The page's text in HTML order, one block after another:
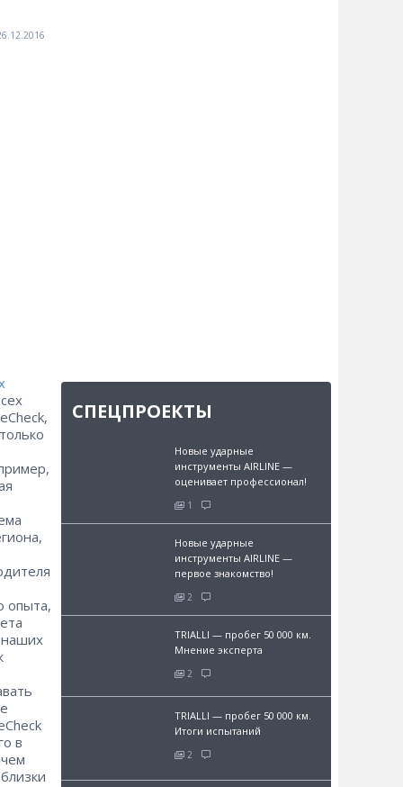
опыта,
наших
в
СПЕЦПРОЕКТЫ
Новые ударные
инструменты AIRLINE —
оценивает профессионал!
1
Новые ударные
инструменты AIRLINE —
первое знакомство!
2
TRIALLI — пробег 50 000 км.
Мнение эксперта
2
TRIALLI — пробег 50 000 км.
Итоги испытаний
2